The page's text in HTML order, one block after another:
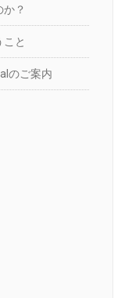
？
と
のご案内